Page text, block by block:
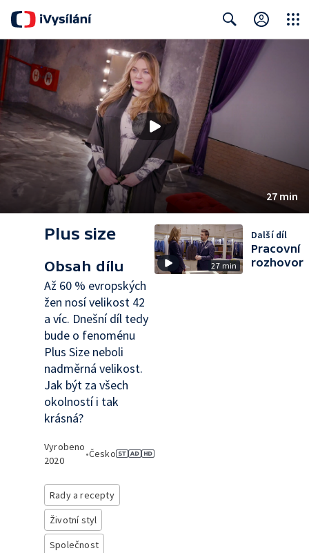
Search
27 min
Plus size
Obsah dílu
Až 60 % evropských
žen nosí velikost 42
a víc. Dnešní díl tedy
bude o fenoménu
Plus Size neboli
nadměrná velikost.
Jak být za všech
okolností i tak
krásná?
Vyrobeno
2020
•Česko
Rady a recepty
Životní styl
Společnost
27 min
Další díl
Pracovní
rozhovor